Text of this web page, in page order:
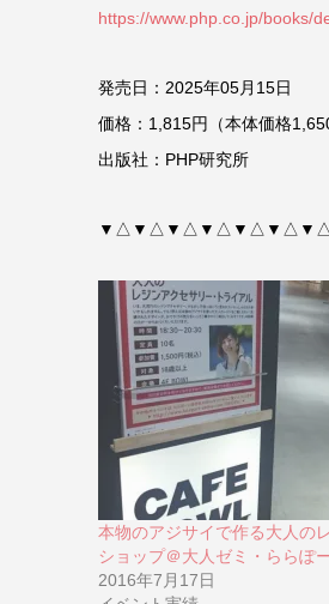
https://www.php.co.jp/books/
発売日：2025年05月15日
価格：1,815円（本体価格
出版社：PHP研究所
本物のアジサイで作る大人の
ショップ＠大人ゼミ・ららぽ
2016年7月17日